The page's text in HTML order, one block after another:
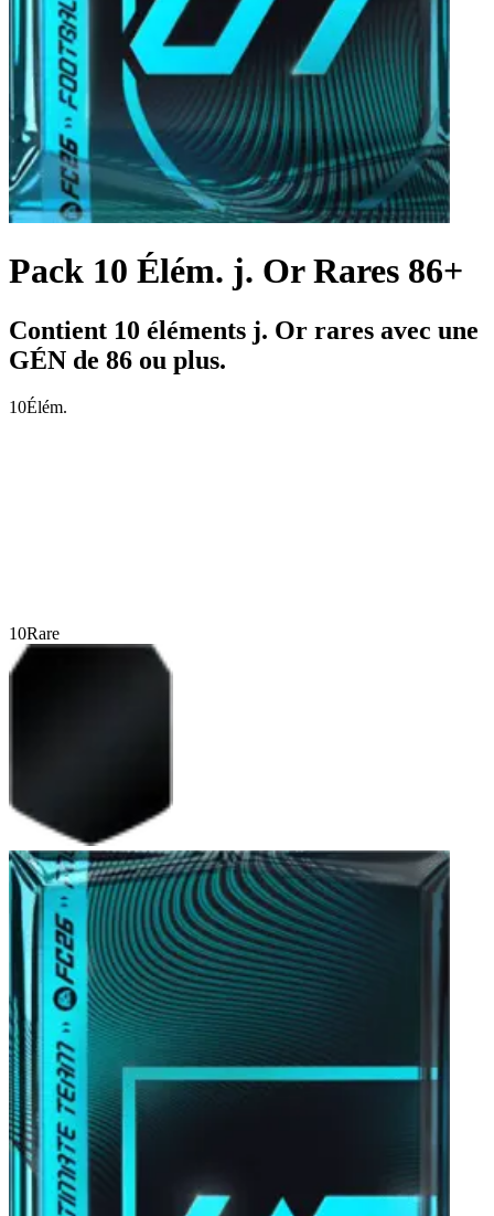
Pack 10 Élém. j. Or Rares 86+
Contient 10 éléments j. Or rares avec une
GÉN de 86 ou plus.
10Élém.
10Rare